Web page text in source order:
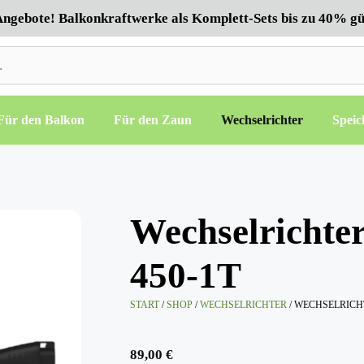
Balkonkraftwerke als Komplett-Sets bis zu 40%
den Balkon Für den Zaun Wechselrichter
450-1T
START/SHOP /WECHSELRICHTER /
89,00 €